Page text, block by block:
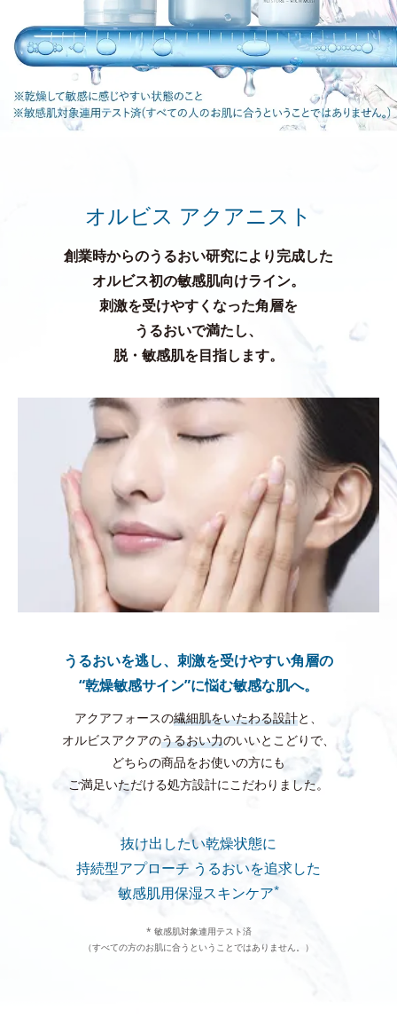
オルビス アクアニスト
創業時からのうるおい研究により完成した
オルビス初の敏感肌向けライン。
刺激を受けやすくなった角層を
うるおいで満たし、
脱・敏感肌を目指します。
うるおいを逃し、刺激を受けやすい角層の
“乾燥敏感サイン”に悩む敏感な肌へ。
アクアフォースの繊細肌をいたわる設計と、
オルビスアクアのうるおい力のいいとこどりで、
どちらの商品をお使いの方にも
ご満足いただける処方設計にこだわりました。
抜け出したい乾燥状態に
持続型アプローチ うるおいを追求した
敏感肌用保湿スキンケア*
* 敏感肌対象連用テスト済
（すべての方のお肌に合うということではありません。）